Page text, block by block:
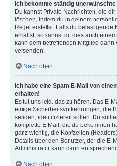
Ich bekomme ständig
Du kannst Private Nachrichten, die
löschen, indem du in deinem
Regel erstellst. Falls du belästigende
erhältst, so kannst du dies auch
kann dem betreffenden Mitglied dann
versenden.
Nach oben
Ich habe eine Spam-E-Mail von
erhalten!
Es tut uns leid, das zu hören. Das E-
einige Sicherheitsvorkehrungen, die
senden, identifizieren sollen. Du
komplette E-Mail, die du bekommen
ganz wichtig, die Kopfzeilen
Details über den Benutzer, der die E-
Administrator kann dann
Nach oben